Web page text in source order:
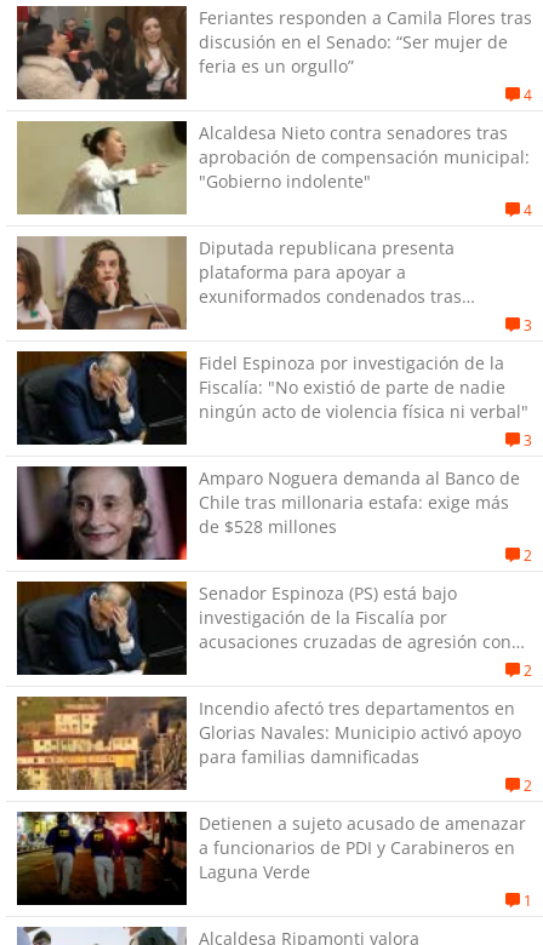
Feriantes responden a Camila Flores tras
discusión en el Senado: “Ser mujer de
feria es un orgullo”
4
Alcaldesa Nieto contra senadores tras
aprobación de compensación municipal:
"Gobierno indolente"
4
Diputada republicana presenta
plataforma para apoyar a
exuniformados condenados tras
3
Fidel Espinoza por investigación de la
Fiscalía: "No existió de parte de nadie
ningún acto de violencia física ni verbal"
3
Amparo Noguera demanda al Banco de
Chile tras millonaria estafa: exige más
de $528 millones
2
Senador Espinoza (PS) está bajo
investigación de la Fiscalía por
acusaciones cruzadas de agresión con
2
Incendio afectó tres departamentos en
Glorias Navales: Municipio activó apoyo
para familias damnificadas
2
Detienen a sujeto acusado de amenazar
a funcionarios de PDI y Carabineros en
Laguna Verde
1
Alcaldesa Ripamonti valora